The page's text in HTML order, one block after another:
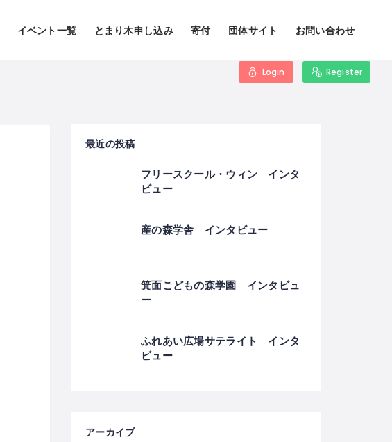
イベント一覧 とまり木申し込み 寄付 団体サイト お問い合わせ
Login Register
最近の投稿
フリースクール・ウィン インタ
ビュー
産の森学舎 インタビュー
箕面こどもの森学園 インタビュ
ー
ふれあい広場サテライト インタ
ビュー
アーカイブ